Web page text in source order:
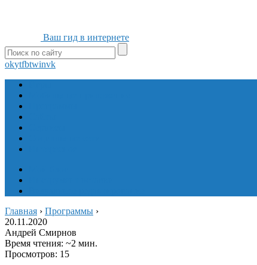
Ваш гид в интернете
okytfbtwinvk
Главная › Программы ›
20.11.2020
Андрей Смирнов
Время чтения: ~2 мин.
Просмотров: 15